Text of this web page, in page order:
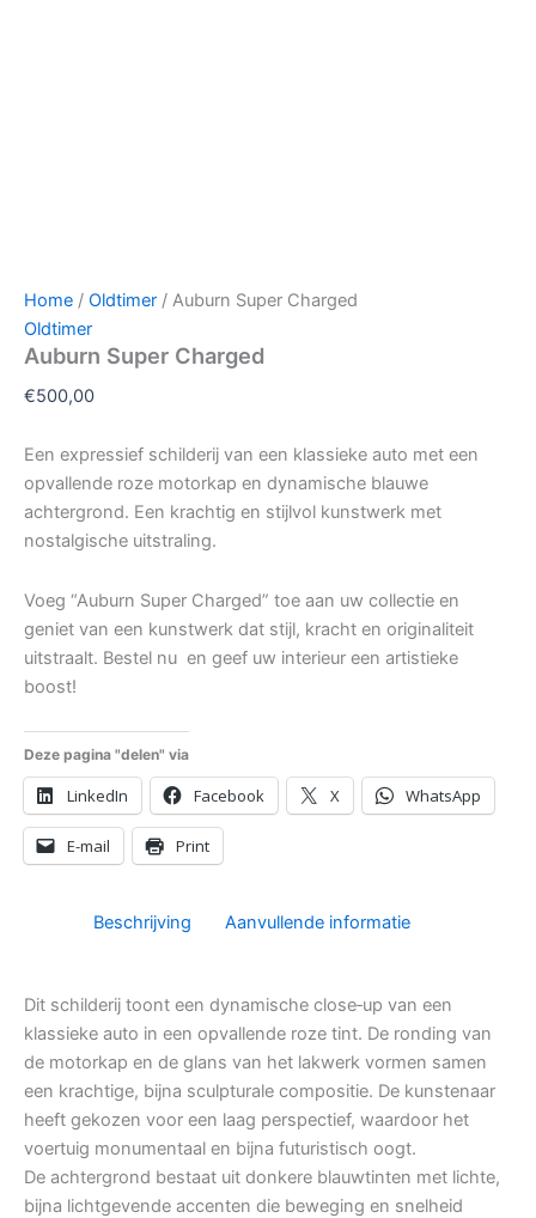
Home / Oldtimer / Auburn Super Charged
Oldtimer
Auburn Super Charged
€500,00
Een expressief schilderij van een klassieke auto met een
opvallende roze motorkap en dynamische blauwe
achtergrond. Een krachtig en stijlvol kunstwerk met
nostalgische uitstraling.
Voeg “Auburn Super Charged” toe aan uw collectie en
geniet van een kunstwerk dat stijl, kracht en originaliteit
uitstraalt. Bestel nu en geef uw interieur een artistieke
boost!
Deze pagina "delen" via
LinkedIn Facebook X WhatsApp
E-mail Print
Beschrijving Aanvullende informatie
Dit schilderij toont een dynamische close‑up van een
klassieke auto in een opvallende roze tint. De ronding van
de motorkap en de glans van het lakwerk vormen samen
een krachtige, bijna sculpturale compositie. De kunstenaar
heeft gekozen voor een laag perspectief, waardoor het
voertuig monumentaal en bijna futuristisch oogt.
De achtergrond bestaat uit donkere blauwtinten met lichte,
bijna lichtgevende accenten die beweging en snelheid